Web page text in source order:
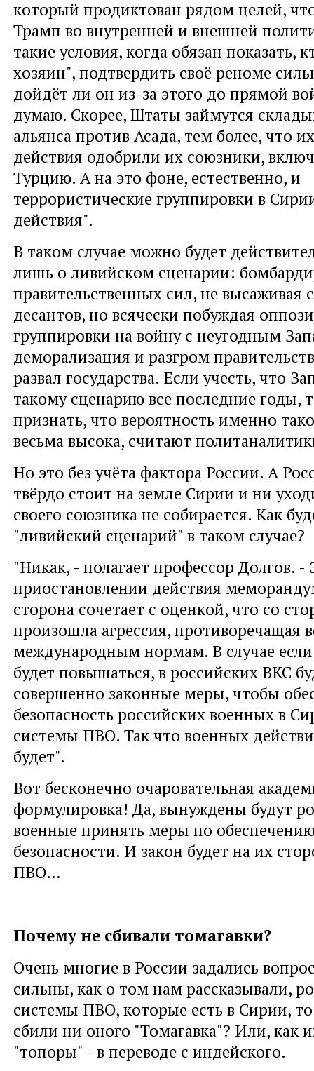
который продиктован рядом целей,
Трамп во внутренней и внешней
такие условия, когда обязан показать,
хозяин", подтвердить своё реноме
дойдёт ли он из-за этого до прямой
думаю. Скорее, Штаты займутся
альянса против Асада, тем более, что
действия одобрили их союзники,
Турцию. А на это фоне, естественно, и
террористические группировки в
действия".
В таком случае можно будет
лишь о ливийском сценарии:
правительственных сил, не высаживая
десантов, но всячески побуждая
группировки на войну с неугодным
деморализация и разгром
развал государства. Если учесть, что
такому сценарию все последние годы,
признать, что вероятность именно
весьма высока, считают
Но это без учёта фактора России. А
твёрдо стоит на земле Сирии и ни
своего союзника не собирается. Как
"ливийский сценарий" в таком случае?
"Никак, - полагает профессор Долгов. -
приостановлении действия
сторона сочетает с оценкой, что со
произошла агрессия, противоречащая
международным нормам. В случае
будет повышаться, в российских ВКС
совершенно законные меры, чтобы
безопасность российских военных в
системы ПВО. Так что военных
будет".
Вот бесконечно очаровательная
формулировка! Да, вынуждены будут
военные принять меры по
безопасности. И закон будет на их
ПВО…
Почему не сбивали томагавки?
Очень многие в России задались
сильны, как о том нам рассказывали,
системы ПВО, которые есть в Сирии,
сбили ни оного "Томагавка"? Или, как
"топоры" - в переводе с индейского.